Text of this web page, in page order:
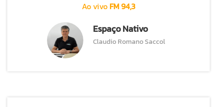
Ao vivo FM 94,3
Espaço Nativo
Claudio Romano Saccol